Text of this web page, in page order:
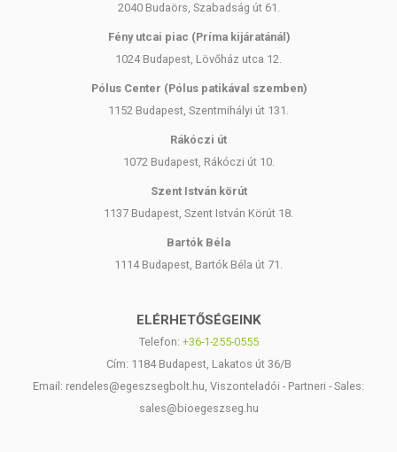
2040 Budaörs, Szabadság út 61.
Fény utcai piac (Príma kijáratánál)
1024 Budapest, Lövőház utca 12.
Pólus Center (Pólus patikával szemben)
1152 Budapest, Szentmihályi út 131.
Rákóczi út
1072 Budapest, Rákóczi út 10.
Szent István körút
1137 Budapest, Szent István Körút 18.
Bartók Béla
1114 Budapest, Bartók Béla út 71.
ELÉRHETŐSÉGEINK
Telefon: +36-1-255-0555
Cím: 1184 Budapest, Lakatos út 36/B
Email: rendeles@egeszsegbolt.hu, Viszonteladói - Partneri - Sales:
sales@bioegeszseg.hu